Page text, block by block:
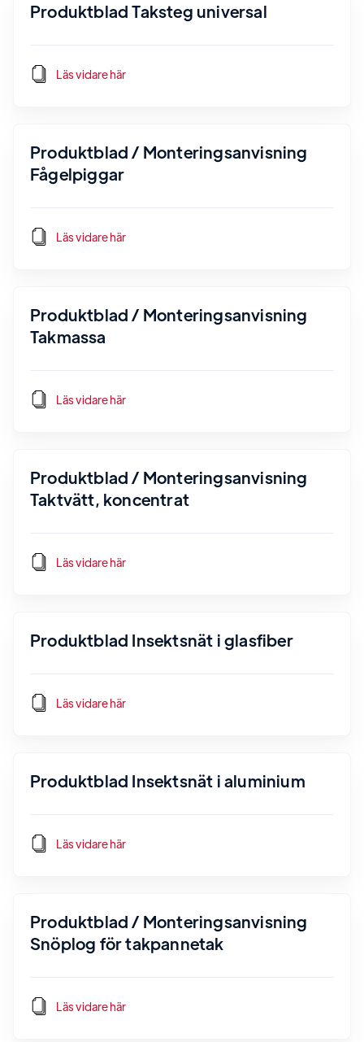
Produktblad Taksteg universal
Läs vidare här
Produktblad / Monteringsanvisning
Fågelpiggar
Läs vidare här
Produktblad / Monteringsanvisning
Takmassa
Läs vidare här
Produktblad / Monteringsanvisning
Taktvätt, koncentrat
Läs vidare här
Produktblad Insektsnät i glasfiber
Läs vidare här
Produktblad Insektsnät i aluminium
Läs vidare här
Produktblad / Monteringsanvisning
Snöplog för takpannetak
Läs vidare här